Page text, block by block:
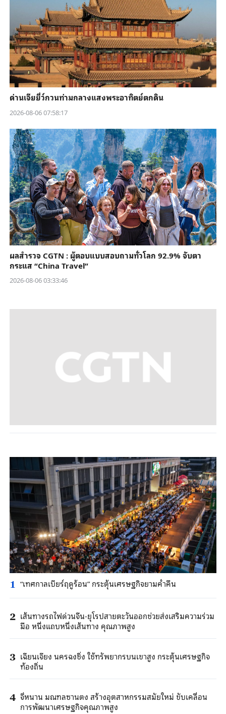
ด่านเจียยี่ว์กวนท่ามกลางแสงพระอาทิตย์ตกดิน
2026-08-06 07:58:17
ผลสำรวจ CGTN : ผู้ตอบแบบสอบถามทั่วโลก 92.9% จับตา
กระแส “China Travel”
2026-08-06 03:33:46
1 “เทศกาลเบียร์ฤดูร้อน” กระตุ้นเศรษฐกิจยามค่ำคืน
2 เส้นทางรถไฟด่วนจีน-ยุโรปสายตะวันออกช่วยส่งเสริมความร่วม
มือ หนึ่งแถบหนึ่งเส้นทาง คุณภาพสูง
3 เฉียนเจียง นครฉงชิ่ง ใช้ทรัพยากรบนเขาสูง กระตุ้นเศรษฐกิจ
ท้องถิ่น
4 จี่หนาน มณฑลซานตง สร้างอุตสาหกรรมสมัยใหม่ ขับเคลื่อน
การพัฒนาเศรษฐกิจคุณภาพสูง